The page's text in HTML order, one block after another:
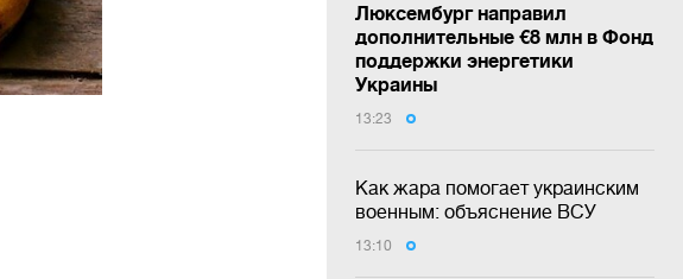
Люксембург направил
дополнительные €8 млн в Фонд
поддержки энергетики
Украины
13:23
Как жара помогает украинским
военным: объяснение ВСУ
13:10